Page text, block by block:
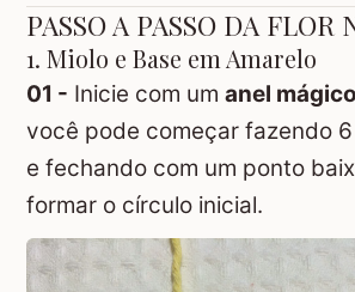
PASSO A PASSO DA FLOR
1. Miolo e Base em Amarelo
01 - Inicie com um anel mágico
você pode começar fazendo
e fechando com um ponto
formar o círculo inicial.